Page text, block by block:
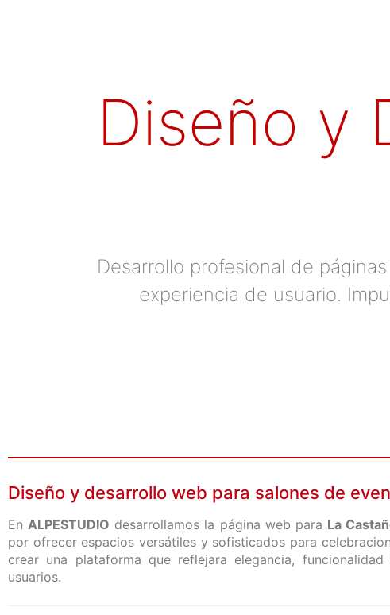
Diseño y
Desarrollo profesional de
experiencia de usuario.
Diseño y desarrollo web para salones de
En ALPESTUDIO desarrollamos la página web para La
por ofrecer espacios versátiles y sofisticados para
crear una plataforma que reflejara elegancia,
usuarios.